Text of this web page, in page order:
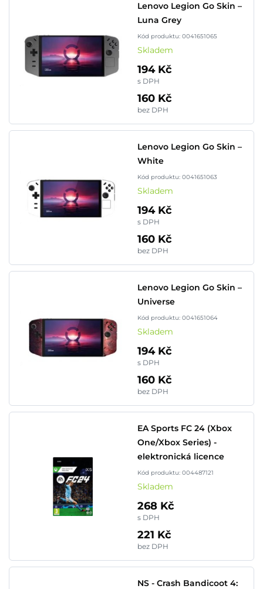
Lenovo Legion Go Skin –
Luna Grey
Kód produktu: 0041651065
Skladem
194 Kč
s DPH
160 Kč
bez DPH
Lenovo Legion Go Skin –
White
Kód produktu: 0041651063
Skladem
194 Kč
s DPH
160 Kč
bez DPH
Lenovo Legion Go Skin –
Universe
Kód produktu: 0041651064
Skladem
194 Kč
s DPH
160 Kč
bez DPH
EA Sports FC 24 (Xbox
One/Xbox Series) -
elektronická licence
Kód produktu: 004487121
Skladem
268 Kč
s DPH
221 Kč
bez DPH
NS - Crash Bandicoot 4: